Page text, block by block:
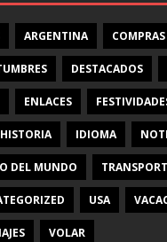
ARGENTINA COMPRAS
DESTACADOS
ENLACES
HISTORIA IDIOMA
DEL MUNDO
USA
VOLAR